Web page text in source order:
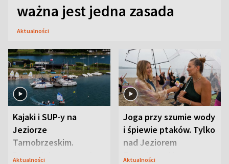
ważna jest jedna zasada
Aktualności
Kajaki i SUP-y na
Jeziorze
Tarnobrzeskim.
Przyrodnicy zwracają
Aktualności
Joga przy szumie wody
i śpiewie ptaków. Tylko
nad Jeziorem
Tarnobrzeskim
Aktualności